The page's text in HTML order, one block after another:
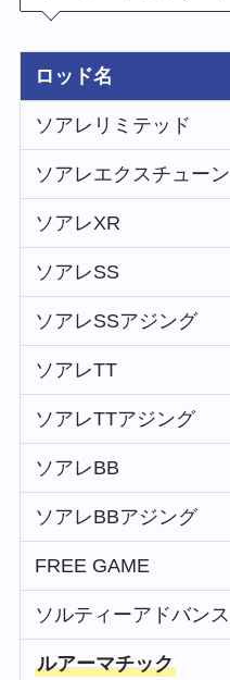
ロッド名
ソアレリミテッド
ソアレエクスチューン
ソアレXR
ソアレSS
ソアレSSアジング
ソアレTT
ソアレTTアジング
ソアレBB
ソアレBBアジング
FREE GAME
ソルティーアドバンス
ルアーマチック